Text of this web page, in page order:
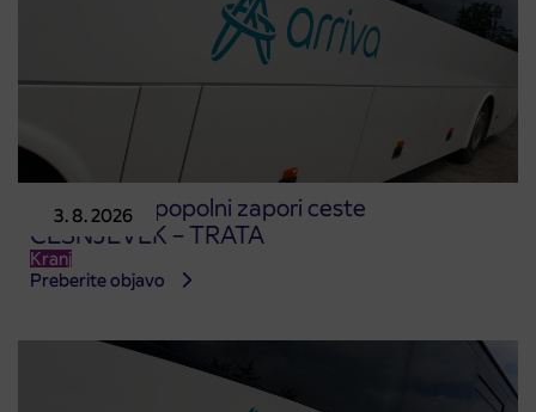
3. 8. 2026
Obvestilo o popolni zapori ceste
ČEŠNJEVEK – TRATA
Kranj
Preberite objavo